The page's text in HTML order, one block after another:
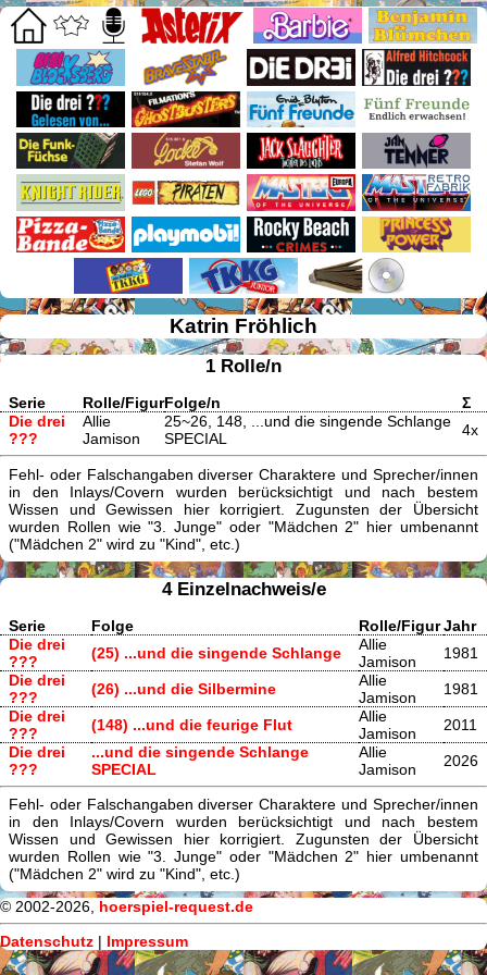
Katrin Fröhlich
1 Rolle/n
Serie Rolle/FigurFolge/n
Σ
Die drei
???
Allie
Jamison
25~26, 148, ...und die singende Schlange
SPECIAL
4x
Fehl- oder Falschangaben diverser Charaktere und Sprecher/innen
in den Inlays/Covern wurden berücksichtigt und nach bestem
Wissen und Gewissen hier korrigiert. Zugunsten der Übersicht
wurden Rollen wie "3. Junge" oder "Mädchen 2" hier umbenannt
("Mädchen 2" wird zu "Kind", etc.)
4 Einzelnachweis/e
Serie Folge Rolle/FigurJahr
Die drei
???
(25) ...und die singende Schlange
Allie
Jamison
1981
Die drei
???
(26) ...und die Silbermine
Allie
Jamison
1981
Die drei
???
(148) ...und die feurige Flut
Allie
Jamison
2011
Die drei
???
...und die singende Schlange
SPECIAL
Allie
Jamison
2026
Fehl- oder Falschangaben diverser Charaktere und Sprecher/innen
in den Inlays/Covern wurden berücksichtigt und nach bestem
Wissen und Gewissen hier korrigiert. Zugunsten der Übersicht
wurden Rollen wie "3. Junge" oder "Mädchen 2" hier umbenannt
("Mädchen 2" wird zu "Kind", etc.)
© 2002-2026, hoerspiel-request.de
Datenschutz | Impressum